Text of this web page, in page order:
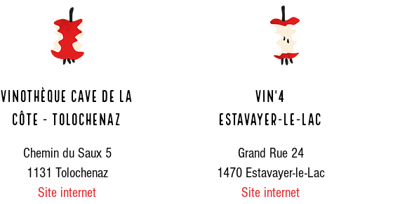
Vinothèque cave de la
côte - Tolochenaz
Chemin du Saux 5
1131 Tolochenaz
Site internet
vin'4
Estavayer-le-lac
Grand Rue 24
1470 Estavayer-le-Lac
Site internet